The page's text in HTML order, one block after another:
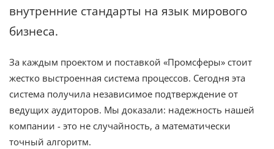
внутренние стандарты на язык мирового
бизнеса.
За каждым проектом и поставкой «Промсферы» стоит
жестко выстроенная система процессов. Сегодня эта
система получила независимое подтверждение от
ведущих аудиторов. Мы доказали: надежность нашей
компании - это не случайность, а математически
точный алгоритм.